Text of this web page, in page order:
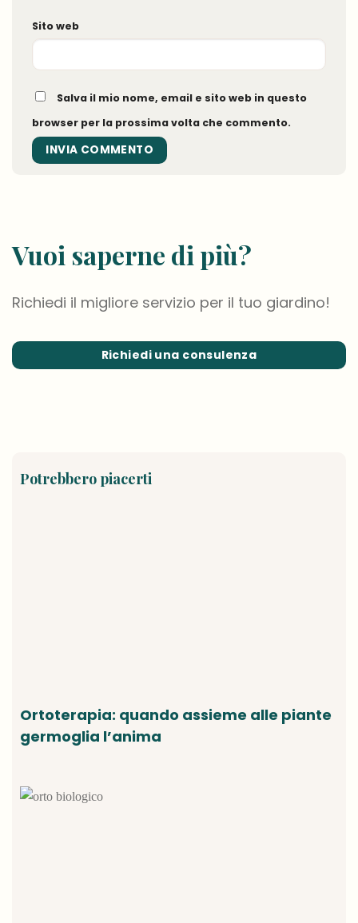
Sito web
Salva il mio nome, email e sito web in questo
browser per la prossima volta che commento.
Vuoi saperne di più?
Richiedi il migliore servizio per il tuo giardino!
Richiedi una consulenza
Potrebbero piacerti
Ortoterapia: quando assieme alle piante
germoglia l’anima